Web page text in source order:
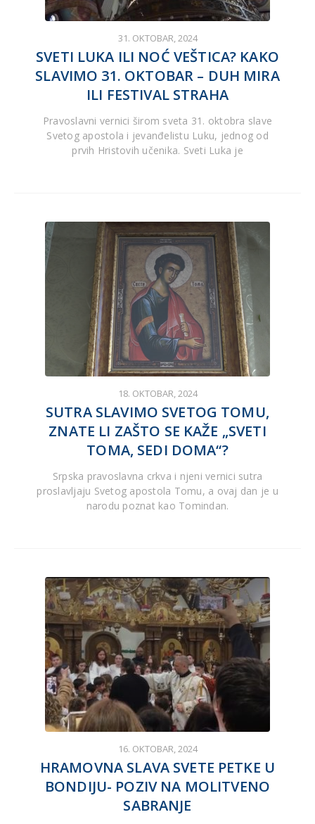
31. OKTOBAR, 2024
SVETI LUKA ILI NOĆ VEŠTICA? KAKO
SLAVIMO 31. OKTOBAR – DUH MIRA
ILI FESTIVAL STRAHA
Pravoslavni vernici širom sveta 31. oktobra slave
Svetog apostola i jevanđelistu Luku, jednog od
prvih Hristovih učenika. Sveti Luka je
18. OKTOBAR, 2024
SUTRA SLAVIMO SVETOG TOMU,
ZNATE LI ZAŠTO SE KAŽE „SVETI
TOMA, SEDI DOMA“?
Srpska pravoslavna crkva i njeni vernici sutra
proslavljaju Svetog apostola Tomu, a ovaj dan je u
narodu poznat kao Tomindan.
16. OKTOBAR, 2024
HRAMOVNA SLAVA SVETE PETKE U
BONDIJU- POZIV NA MOLITVENO
SABRANJE